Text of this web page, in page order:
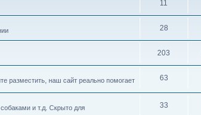
11
28
203
разместить, наш сайт реально помогает
63
и т.д. Скрыто для
33